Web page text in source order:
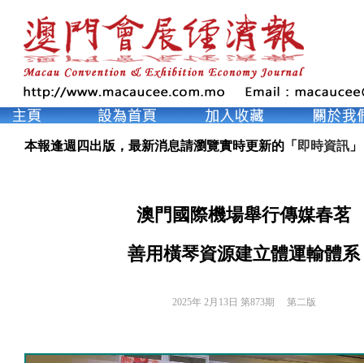
本報逢週四出版，最新消息請瀏覽實時更新的「 即時資訊 」
澳門國際機場舉行傳媒春茗
善用橫琴資源建立體運輸體系
2025年 2月13日 第873期 第二版